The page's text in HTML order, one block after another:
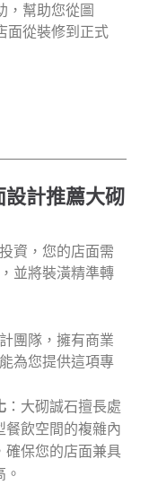
，幫助您從圖
面從裝修到正式
設計推薦大砌
資，您的店面需
並將裝潢精準轉
團隊，擁有商業
為您提供這項專
：大砌誠石擅長處
餐飲空間的複雜內
確保您的店面兼具